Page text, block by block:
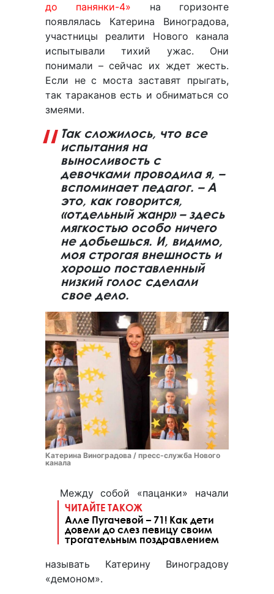
до панянки-4» на горизонте
появлялась Катерина Виноградова,
участницы реалити Нового канала
испытывали тихий ужас. Они
понимали – сейчас их ждет жесть.
Если не с моста заставят прыгать,
так тараканов есть и обниматься со
змеями.
Так сложилось, что все
испытания на
выносливость с
девочками проводила я, –
вспоминает педагог. – А
это, как говорится,
«отдельный жанр» – здесь
мягкостью особо ничего
не добьешься. И, видимо,
моя строгая внешность и
хорошо поставленный
низкий голос сделали
свое дело.
Катерина Виноградова / пресс-служба Нового
канала
ЧИТАЙТЕ ТАКОЖ
Алле Пугачевой – 71! Как дети
довели до слез певицу своим
трогательным поздравлением
Между собой «пацанки» начали
называть Катерину Виноградову
«демоном».